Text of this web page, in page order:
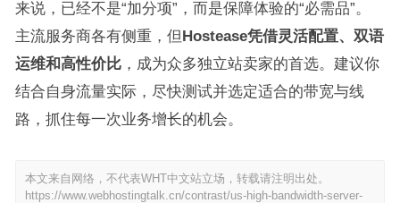
来说，已经不是“加分项”，而是保障体验的“必需品”。
主流服务商各有侧重，但Hostease凭借灵活配置、双语
运维和高性价比，成为众多独立站卖家的首选。建议你
结合自身流量实际，尽快测试并选定适合的带宽与线
路，抓住每一次业务增长的机会。
本文来自网络，不代表WHT中文站立场，转载请注明出处。
https://www.webhostingtalk.cn/contrast/us-high-bandwidth-server-